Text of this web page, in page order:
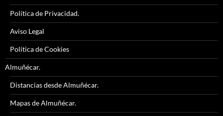
Política de Privacidad.
Aviso Legal
Política de Cookies
Almuñécar.
Distancias desde Almuñécar.
Mapas de Almuñécar.